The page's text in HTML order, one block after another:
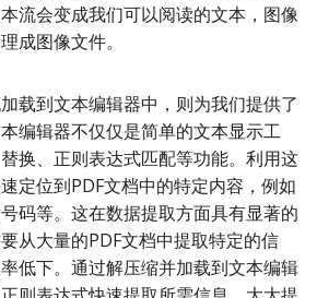
流会变成我们可以阅读的文本，图像
成图像文件。
载到文本编辑器中，则为我们提供了
编辑器不仅仅是简单的文本显示工
换、正则表达式匹配等功能。利用这
定位到PDF文档中的特定内容，例如
码等。这在数据提取方面具有显著的
从大量的PDF文档中提取特定的信
低下。通过解压缩并加载到文本编辑